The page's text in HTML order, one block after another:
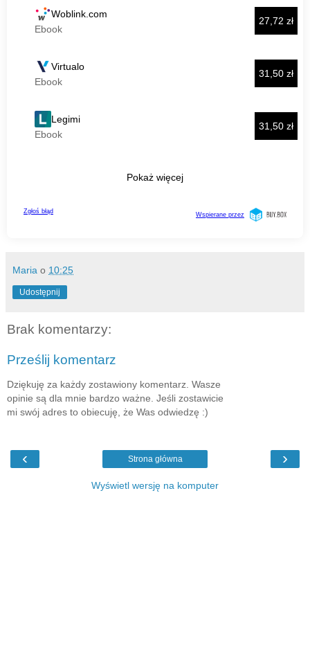
Maria o 10:25
Udostępnij
Brak komentarzy:
Prześlij komentarz
Dziękuję za każdy zostawiony komentarz. Wasze
opinie są dla mnie bardzo ważne. Jeśli zostawicie
mi swój adres to obiecuję, że Was odwiedzę :)
‹ ›
Strona główna
Wyświetl wersję na komputer